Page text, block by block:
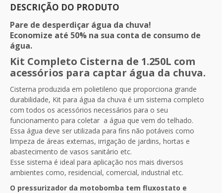
DESCRIÇÃO DO PRODUTO
Pare de desperdiçar água da chuva!
Economize até 50% na sua conta de consumo de
água.
Kit Completo Cisterna de 1.250L com
acessórios para captar água da chuva.
Cisterna produzida em polietileno que proporciona grande
durabilidade, Kit para água da chuva é um sistema completo
com todos os acessórios necessários para o seu
funcionamento para coletar a água que vem do telhado.
Essa água deve ser utilizada para fins não potáveis como
limpeza de áreas externas, irrigação de jardins, hortas e
abastecimento de vasos sanitário etc.
Esse sistema é ideal para aplicação nos mais diversos
ambientes como, residencial, comercial, industrial etc.
O pressurizador da motobomba tem fluxostato e